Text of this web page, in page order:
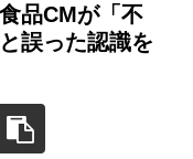
品CMが「不
誤った認識を